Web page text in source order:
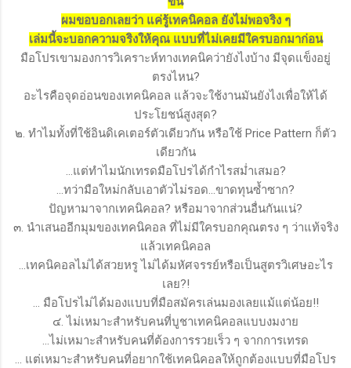
ผมขอบอกเลยว่า แค่รู้เทคนิคอล ยังไม่พอจริง ๆ
เล่มนี้จะบอกความจริงให้คุณ แบบที่ไม่เคยมีใครบอกมาก่อน
มือโปรเขามองการวิเคราะห์ทางเทคนิคว่ายังไงบ้าง มีจุดแข็งอยู่
ตรงไหน?
อะไรคือจุดอ่อนของเทคนิคอล แล้วจะใช้งานมันยังไงเพื่อให้ได้
ประโยชน์สูงสุด?
๒. ทำไมทั้งที่ใช้อินดิเคเตอร์ตัวเดียวกัน หรือใช้ Price Pattern ก็ตัว
เดียวกัน
...แต่ทำไมนักเทรดมือโปรได้กำไรสม่ำเสมอ?
...ทว่ามือใหม่กลับเอาตัวไม่รอด...ขาดทุนซ้ำซาก?
ปัญหามาจากเทคนิคอล? หรือมาจากส่วนอื่นกันแน่?
๓. นำเสนออีกมุมของเทคนิคอล ที่ไม่มีใครบอกคุณตรง ๆ ว่าแท้จริง
แล้วเทคนิคอล
...เทคนิคอลไม่ได้สวยหรู ไม่ได้มหัศจรรย์หรือเป็นสูตรวิเศษอะไร
เลย?!
... มือโปรไม่ได้มองแบบที่มือสมัครเล่นมองเลยแม้แต่น้อย!!
๔. ไม่เหมาะสำหรับคนที่บูชาเทคนิคอลแบบงมงาย
...ไม่เหมาะสำหรับคนที่ต้องการรวยเร็ว ๆ จากการเทรด
... แต่เหมาะสำหรับคนที่อยากใช้เทคนิคอลให้ถูกต้องแบบที่มือโปร